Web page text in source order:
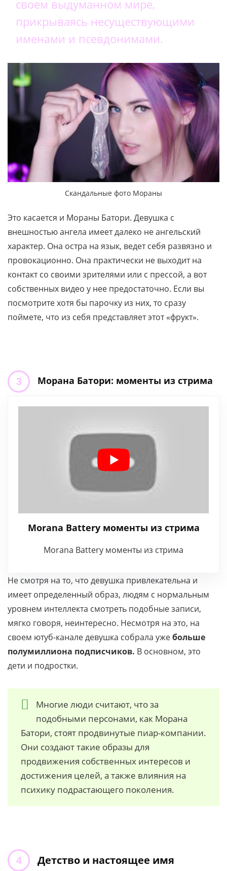
своем выдуманном мире,
прикрываясь несуществующими
именами и псевдонимами.
Скандальные фото Мораны
Это касается и Мораны Батори. Девушка с
внешностью ангела имеет далеко не ангельский
характер. Она остра на язык, ведет себя развязно и
провокационно. Она практически не выходит на
контакт со своими зрителями или с прессой, а вот
собственных видео у нее предостаточно. Если вы
посмотрите хотя бы парочку из них, то сразу
поймете, что из себя представляет этот «фрукт».
Морана Батори: моменты из стрима
Morana Battery моменты из стрима
Morana Battery моменты из стрима
Не смотря на то, что девушка привлекательна и
имеет определенный образ, людям с нормальным
уровнем интеллекта смотреть подобные записи,
мягко говоря, неинтересно. Несмотря на это, на
своем ютуб-канале девушка собрала ужебольше
полумиллиона подписчиков. В основном, это
дети и подростки.
Многие люди считают, что за
подобными персонами, как Морана
Батори, стоят продвинутые пиар-компании.
Они создают такие образы для
продвижения собственных интересов и
достижения целей, а также влияния на
психику подрастающего поколения.
Детство и настоящее имя